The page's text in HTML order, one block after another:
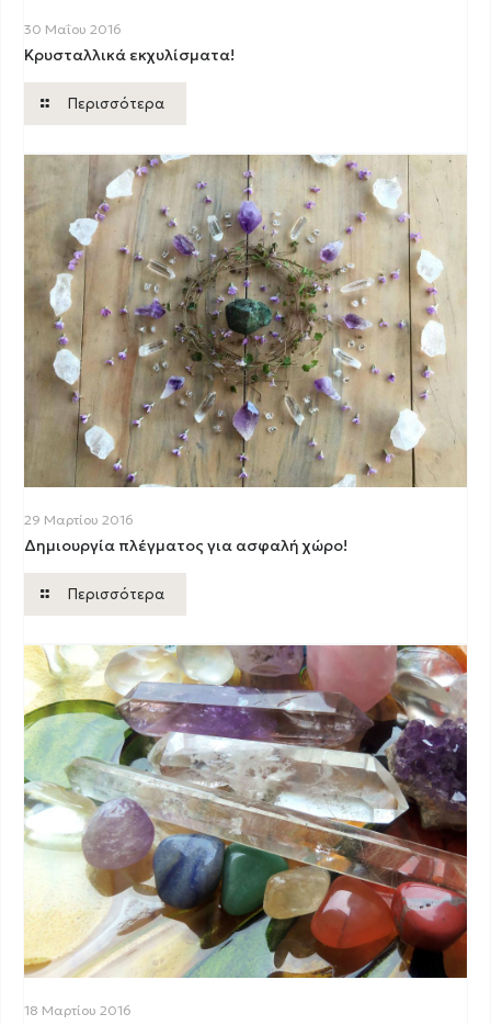
30 Μαΐου 2016
Κρυσταλλικά εκχυλίσματα!
Περισσότερα
29 Μαρτίου 2016
Δημιουργία πλέγματος για ασφαλή χώρο!
Περισσότερα
18 Μαρτίου 2016